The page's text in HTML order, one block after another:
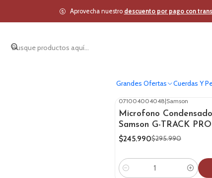
Grandes Ofertas Cuerdas Y
Aprovecha nuestro descuento por pago con
071004004048|Samson
Microfono
Samson G-TRACK PRO
$245.990$295.990
Cantidad